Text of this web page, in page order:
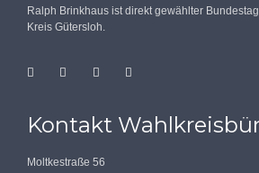
Ralph Brinkhaus ist direkt gewählter
Kreis Gütersloh.
Kontakt
Moltkestraße 56